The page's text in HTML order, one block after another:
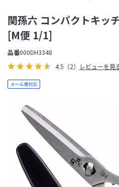
4.5 （2） レビューを見
関孫六 コンパクトキッ
[M便 1/1]
品番000DH3348